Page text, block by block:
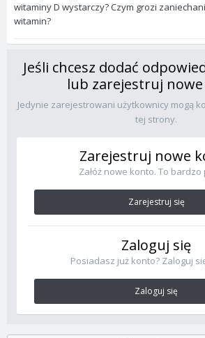
witaminy D wystarczy? Czym grozi
witamin?
Jeśli chcesz dodać
lub zarejestruj
Jedynie zarejestrowani użytkownicy mogą
tej strony.
Zarejestruj nowe
Załóż nowe konto. To bardzo
Zarejestruj się
Zaloguj się
Posiadasz już konto? Zaloguj
Zaloguj się